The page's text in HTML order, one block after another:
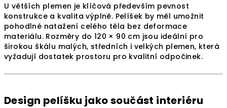
U větších plemen je klíčová především pevnost
konstrukce a kvalita výplně. Pelíšek by měl umožnit
pohodlné natažení celého těla bez deformace
materiálu. Rozměry do 120 × 90 cm jsou ideální pro
širokou škálu malých, středních i velkých plemen, která
vyžadují dostatek prostoru pro kvalitní odpočinek.
Design pelíšku jako součást interiéru